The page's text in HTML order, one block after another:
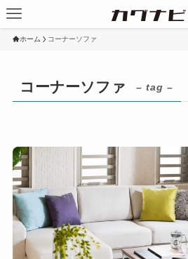
ホーム コーナーソファ
コーナーソファ – tag –